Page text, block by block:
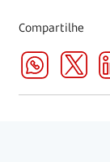
Compartilhe